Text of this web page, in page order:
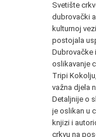
Svetište
dubrovački
kulturnoj
postojala
Dubrovačke
oslikavanje
Tripi
važna djela
Detaljnije o
je oslikan u
knjizi i
crkvu na